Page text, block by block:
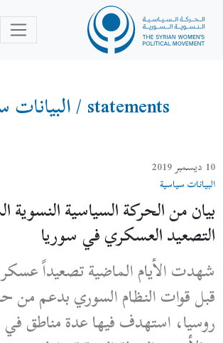
statements
/ البيانات
10 ديسمبر 2019
البيانات سياسية
بيان من الحركة السياسية النسوية
التصعيد العسكري في سوريا
شهدت الأيام الماضية تصعيداً
قبل قوات النظام السوري بدعم من
روسيا، استهدف فيها عدة مناطق في